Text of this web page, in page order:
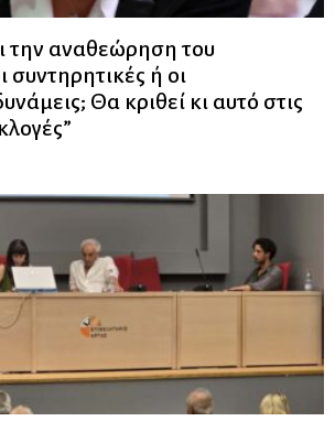
την αναθεώρηση του
συντηρητικές ή οι
Θα κριθεί κι αυτό στις